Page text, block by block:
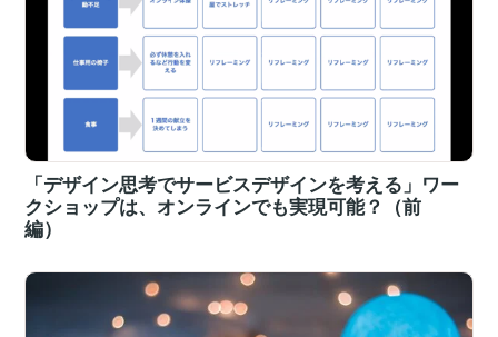
「デザイン思考でサービスデザインを考える」ワー
クショップは、オンラインでも実現可能？（前
編）